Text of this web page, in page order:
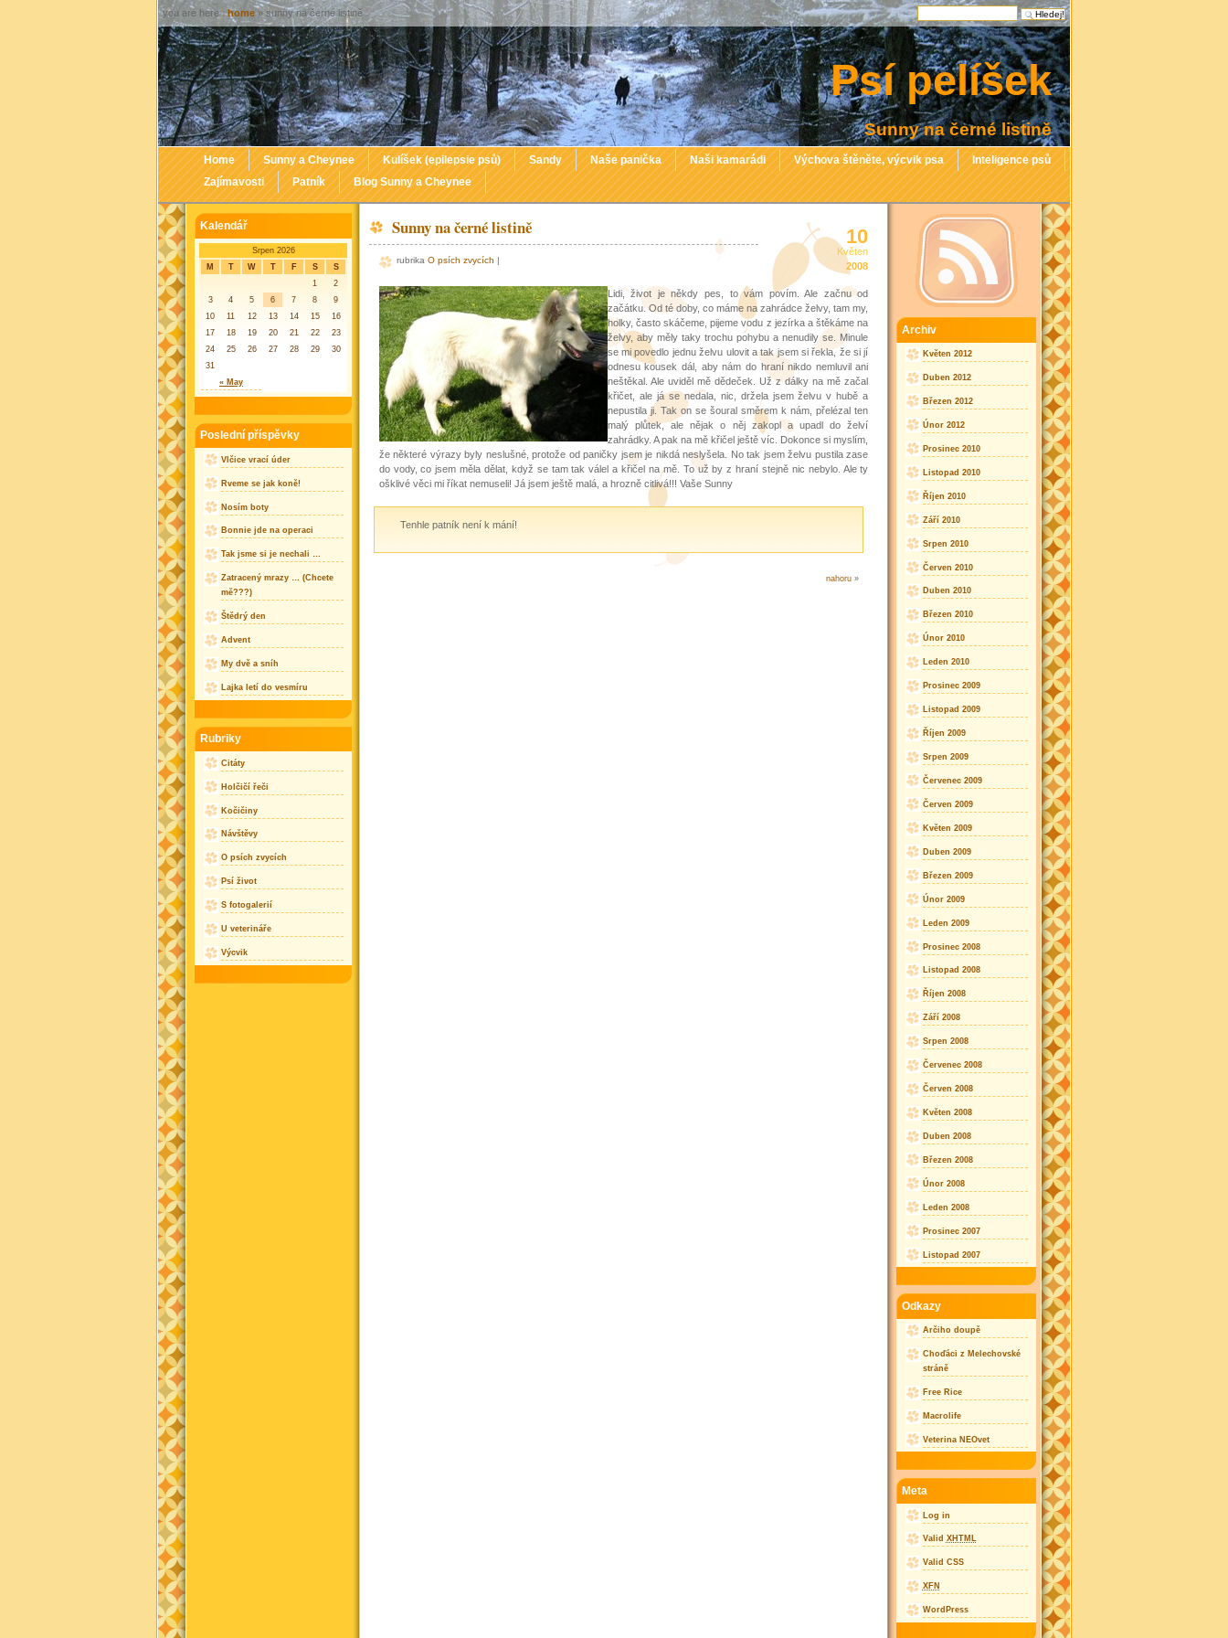
Psí pelíšek
Sunny na černé listině
Home Sunny a Cheynee Kulíšek (epilepsie psů) Sandy Naše panička Naši kamarádi Výchova štěněte, výcvik psa
Inteligence psů
Zajímavosti
Patník Blog Sunny a Cheynee
10
Květen
2008
Sunny na černé listině
rubrika O psích zvycích |
Lidi, život je někdy pes, to vám povím. Ale začnu od
začátku. Od té doby, co máme na zahrádce želvy, tam my,
holky, často skáčeme, pijeme vodu z jezírka a štěkáme na
želvy, aby měly taky trochu pohybu a nenudily se. Minule
se mi povedlo jednu želvu ulovit a tak jsem si řekla, že si jí
odnesu kousek dál, aby nám do hraní nikdo nemluvil ani
neštěkal. Ale uviděl mě dědeček. Už z dálky na mě začal
křičet, ale já se nedala, nic, držela jsem želvu v hubě a
nepustila ji. Tak on se šoural směrem k nám, přelézal ten
malý plůtek, ale nějak o něj zakopl a upadl do želví
zahrádky. A pak na mě křičel ještě víc. Dokonce si myslím,
že některé výrazy byly neslušné, protože od paničky jsem je nikdá neslyšela. No tak jsem želvu pustila zase
do vody, co jsem měla dělat, když se tam tak válel a křičel na mě. To už by z hraní stejně nic nebylo. Ale ty
ošklivé věci mi říkat nemuseli! Já jsem ještě malá, a hrozně citlivá!!! Vaše Sunny
Tenhle patník není k mání!
nahoru »
Kalendář
Srpen 2026
M
T W T F S S
« May
1
2
3
4 5 6 7 8
9
10
11 12 13 14 15
16
17
18 19 20 21 22
23
24
25 26 27 28 29
30
31
Poslední příspěvky
Vlčice vrací úder
Rveme se jak koně!
Nosím boty
Bonnie jde na operaci
Tak jsme si je nechali …
Zatracený mrazy … (Chcete
mě???)
Štědrý den
Advent
My dvě a sníh
Lajka letí do vesmíru
Rubriky
Citáty
Holčičí řeči
Kočičiny
Návštěvy
O psích zvycích
Psí život
S fotogalerií
U veterináře
Výcvik
Archiv
Květen 2012
Duben 2012
Březen 2012
Únor 2012
Prosinec 2010
Listopad 2010
Říjen 2010
Září 2010
Srpen 2010
Červen 2010
Duben 2010
Březen 2010
Únor 2010
Leden 2010
Prosinec 2009
Listopad 2009
Říjen 2009
Srpen 2009
Červenec 2009
Červen 2009
Květen 2009
Duben 2009
Březen 2009
Únor 2009
Leden 2009
Prosinec 2008
Listopad 2008
Říjen 2008
Září 2008
Srpen 2008
Červenec 2008
Červen 2008
Květen 2008
Duben 2008
Březen 2008
Únor 2008
Leden 2008
Prosinec 2007
Listopad 2007
Odkazy
Arčiho doupě
Choďáci z Melechovské
stráně
Free Rice
Macrolife
Veterina NEOvet
Meta
Log in
Valid XHTML
Valid CSS
XFN
WordPress
you are here :home» sunny na černé listině